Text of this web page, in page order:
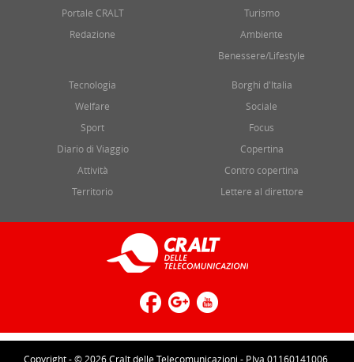
Portale CRALT
Redazione
Turismo
Ambiente
Benessere/Lifestyle
Tecnologia
Welfare
Sport
Diario di Viaggio
Attività
Territorio
Borghi d'Italia
Sociale
Focus
Copertina
Contro copertina
Lettere al direttore
Copyright - © 2026 Cralt delle Telecomunicazioni - P.Iva 01160141006.